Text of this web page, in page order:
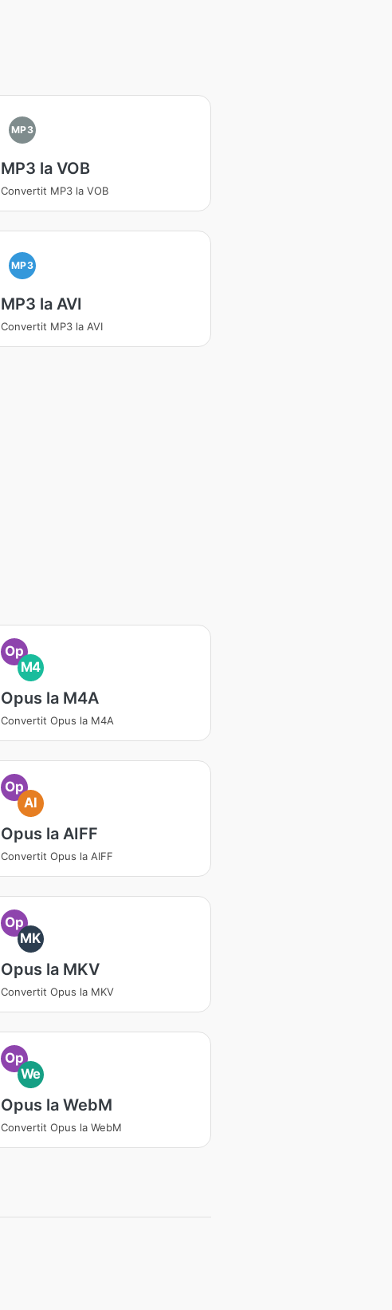
MP3
MP3 la VOB
Convertit MP3 la VOB
MP3
MP3 la AVI
Convertit MP3 la AVI
Op
M4
Opus la M4A
Convertit Opus la M4A
Op
AI
Opus la AIFF
Convertit Opus la AIFF
Op
MK
Opus la MKV
Convertit Opus la MKV
Op
We
Opus la WebM
Convertit Opus la WebM